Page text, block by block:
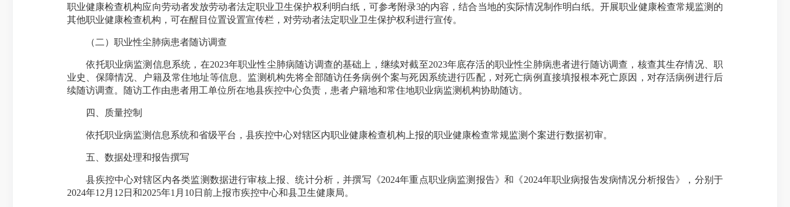
职业健康检查机构应向劳动者发放劳动者法定职业卫生保护权利明白纸，可参考附录3的内容，结合当地的实际情况制作明白纸。开展职业健康检查常规监测的
其他职业健康检查机构，可在醒目位置设置宣传栏，对劳动者法定职业卫生保护权利进行宣传。
（二）职业性尘肺病患者随访调查
依托职业病监测信息系统，在2023年职业性尘肺病随访调查的基础上，继续对截至2023年底存活的职业性尘肺病患者进行随访调查，核查其生存情况、职
业史、保障情况、户籍及常住地址等信息。监测机构先将全部随访任务病例个案与死因系统进行匹配，对死亡病例直接填报根本死亡原因，对存活病例进行后
续随访调查。随访工作由患者用工单位所在地县疾控中心负责，患者户籍地和常住地职业病监测机构协助随访。
四、质量控制
依托职业病监测信息系统和省级平台，县疾控中心对辖区内职业健康检查机构上报的职业健康检查常规监测个案进行数据初审。
五、数据处理和报告撰写
县疾控中心对辖区内各类监测数据进行审核上报、统计分析，并撰写《2024年重点职业病监测报告》和《2024年职业病报告发病情况分析报告》，分别于
2024年12月12日和2025年1月10日前上报市疾控中心和县卫生健康局。